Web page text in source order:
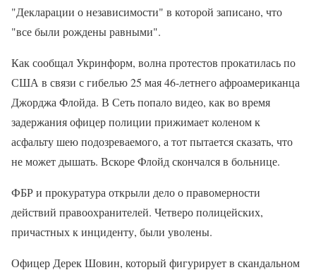
"Декларации о независимости" в которой записано, что
"все были рождены равными".
Как сообщал Укринформ, волна протестов прокатилась по
США в связи с гибелью 25 мая 46-летнего афроамериканца
Джорджа Флойда. В Сеть попало видео, как во время
задержания офицер полиции прижимает коленом к
асфальту шею подозреваемого, а тот пытается сказать, что
не может дышать. Вскоре Флойд скончался в больнице.
ФБР и прокуратура открыли дело о правомерности
действий правоохранителей. Четверо полицейских,
причастных к инциденту, были уволены.
Офицер Дерек Шовин, который фигурирует в скандальном